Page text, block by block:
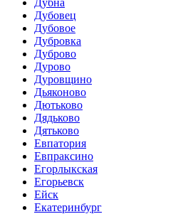
Дубовец
Дубовое
Дубровка
Дуброво
Дурово
Дуровщино
Дьяконово
Дютьково
Дядьково
Дятьково
Евпатория
Евпраксино
Егорлыкская
Егорьевск
Ейск
Екатеринбург